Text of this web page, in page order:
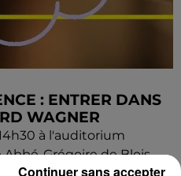
: ENTRER DANS
WAGNER
à l'auditorium
Grégoire de Blois
l'univers de Richard
Continuer sans accepter